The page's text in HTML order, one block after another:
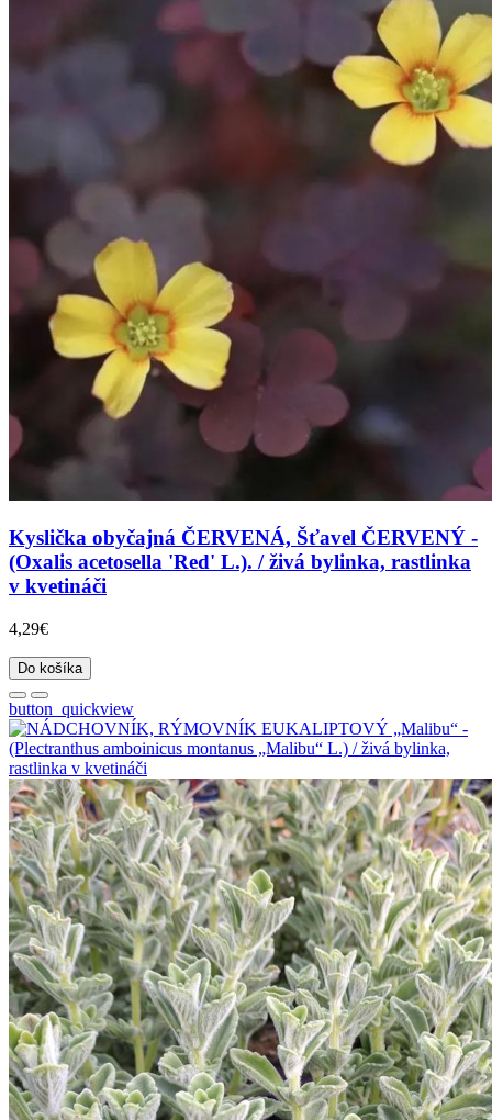
Kyslička obyčajná ČERVENÁ, Šťavel ČERVENÝ -
(Oxalis acetosella 'Red' L.). / živá bylinka, rastlinka
v kvetináči
4,29€
Do košíka
button_quickview